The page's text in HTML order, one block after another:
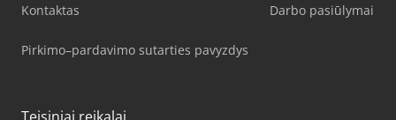
Kontaktas
Pirkimo–pardavimo sutarties pavyzdys
Darbo pasiūlymai